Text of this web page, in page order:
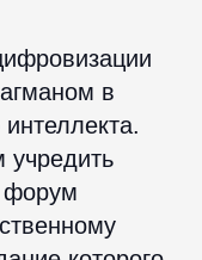
в
интеллекта.
форум